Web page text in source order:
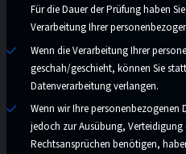
Für die Dauer der Prüfung haben
Verarbeitung Ihrer
Wenn die Verarbeitung Ihrer
geschah/geschieht, können Sie
Datenverarbeitung verlangen.
Wenn wir Ihre personenbezogenen
jedoch zur Ausübung,
Rechtsansprüchen benötigen,